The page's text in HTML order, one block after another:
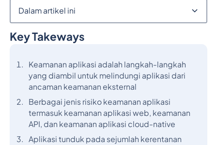
Key Takeways
Keamanan aplikasi adalah langkah-langkah
yang diambil untuk melindungi aplikasi dari
ancaman keamanan eksternal
Berbagai jenis risiko keamanan aplikasi
termasuk keamanan aplikasi web, keamanan
API, dan keamanan aplikasi cloud-native
Aplikasi tunduk pada sejumlah kerentanan
Dalam artikel ini
Judul 2